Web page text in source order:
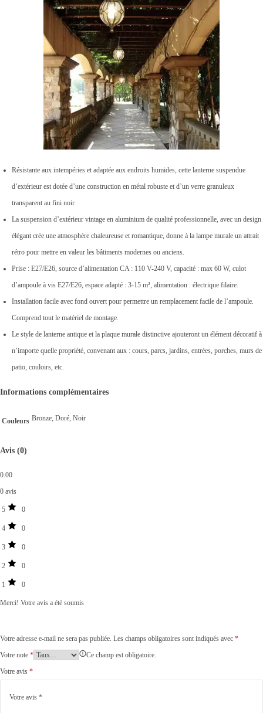
Résistante aux intempéries et adaptée aux endroits humides, cette lanterne suspendue
d’extérieur est dotée d’une construction en métal robuste et d’un verre granuleux
transparent au fini noir
La suspension d’extérieur vintage en aluminium de qualité professionnelle, avec un design
élégant crée une atmosphère chaleureuse et romantique, donne à la lampe murale un attrait
rétro pour mettre en valeur les bâtiments modernes ou anciens.
Prise : E27/E26, source d’alimentation CA : 110 V-240 V, capacité : max 60 W, culot
d’ampoule à vis E27/E26, espace adapté : 3-15 m², alimentation : électrique filaire.
Installation facile avec fond ouvert pour permettre un remplacement facile de l’ampoule.
Comprend tout le matériel de montage.
Le style de lanterne antique et la plaque murale distinctive ajouteront un élément décoratif à
n’importe quelle propriété, convenant aux : cours, parcs, jardins, entrées, porches, murs de
patio, couloirs, etc.
Informations complémentaires
Couleurs Bronze, Doré, Noir
Avis (0)
0.00
0 avis
5 0
4 0
3 0
2 0
1 0
Merci! Votre avis a été soumis
Votre adresse e-mail ne sera pas publiée. Les champs obligatoires sont indiqués avec *
Votre note *
Ce champ est obligatoire.
Votre avis *